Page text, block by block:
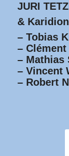
JURI
&
– Tobias
–
– Mathias
– Vincent
– Robert